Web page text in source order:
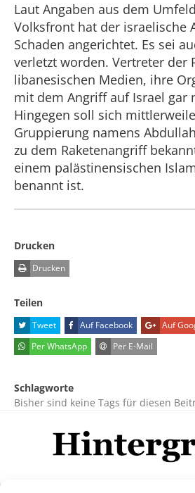
Laut Angaben aus dem
Volksfront hat der israelische
Schaden angerichtet. Es sei
verletzt worden. Vertreter der
libanesischen Medien, ihre
mit dem Angriff auf Israel gar
Hingegen soll sich
Gruppierung namens
zu dem Raketenangriff
einem palästinensischen
benannt ist.
Drucken
Drucken
Teilen
Tweet Auf Facebook Auf
Per WhatsApp
Per E-Mail
Schlagworte
Bisher sind keine Tags für diesen